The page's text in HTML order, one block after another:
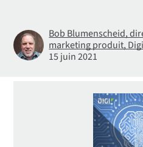
Bob Blumenscheid,
marketing produit,
15 juin 2021